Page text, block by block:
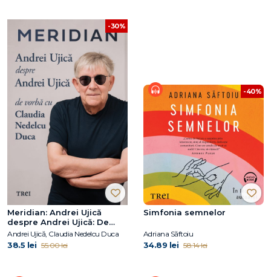
-30%
Meridian: Andrei Ujică
despre Andrei Ujică: De
vorbă cu Claudia Nedelcu
Duca
Andrei Ujică, Claudia Nedelcu Duca
38.5 lei 55.00 lei
-40%
Simfonia semnelor
Adriana Săftoiu
34.89 lei 58.14 lei